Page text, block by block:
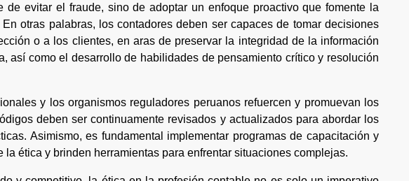
evitar el fraude, sino de adoptar un enfoque proactivo que fomente la
otras palabras, los contadores deben ser capaces de tomar decisiones
o a los clientes, en aras de preservar la integridad de la información
así como el desarrollo de habilidades de pensamiento crítico y resolución
y los organismos reguladores peruanos refuercen y promuevan los
deben ser continuamente revisados y actualizados para abordar los
Asimismo, es fundamental implementar programas de capacitación y
ética y brinden herramientas para enfrentar situaciones complejas.